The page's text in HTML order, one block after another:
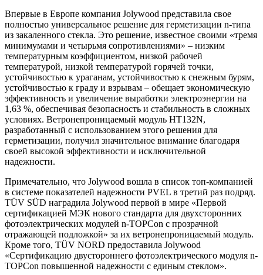
Впервые в Европе компания Jolywood представила свое
полностью универсальное решение для герметизации n-типа
из закаленного стекла. Это решение, известное своими «тремя
минимумами и четырьмя сопротивлениями» – низким
температурным коэффициентом, низкой рабочей
температурой, низкой температурой горячей точки,
устойчивостью к ураганам, устойчивостью к снежным бурям,
устойчивостью к граду и взрывам – обещает экономическую
эффективность и увеличение выработки электроэнергии на
1,63 %, обеспечивая безопасность и стабильность в сложных
условиях. Ветронепроницаемый модуль HT132N,
разработанный с использованием этого решения для
герметизации, получил значительное внимание благодаря
своей высокой эффективности и исключительной
надежности.
Примечательно, что Jolywood вошла в список топ-компанией
в системе показателей надежности PVEL в третий раз подряд.
TÜV SÜD наградила Jolywood первой в мире «Первой
сертификацией МЭК нового стандарта для двухсторонних
фотоэлектрических модулей n-TOPCon с прозрачной
отражающей подложкой» за их ветронепроницаемый модуль.
Кроме того, TÜV NORD предоставила Jolywood
«Сертификацию двустороннего фотоэлектрического модуля n-
TOPCon повышенной надежности с единым стеклом».